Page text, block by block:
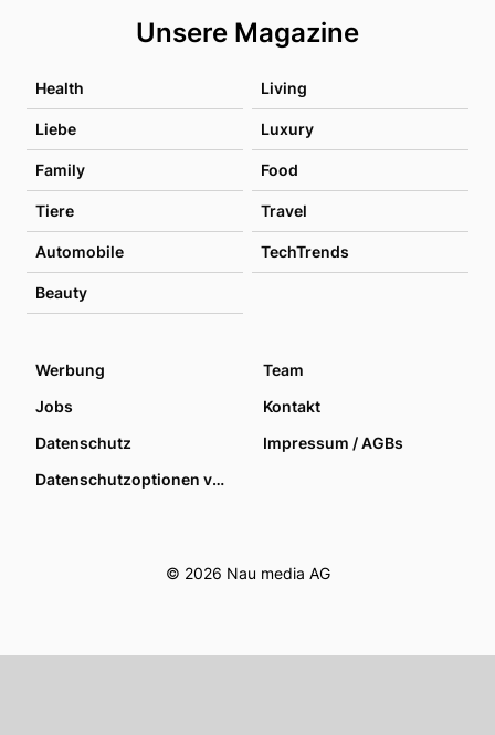
Unsere Magazine
Health Living
Liebe Luxury
Family Food
Tiere Travel
Automobile TechTrends
Beauty
Werbung
Team
Jobs
Kontakt
Datenschutz
Impressum / AGBs
Datenschutzoptionen verwalten
© 2026 Nau media AG